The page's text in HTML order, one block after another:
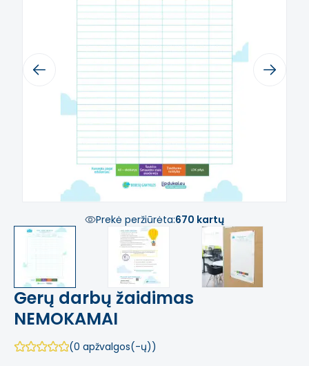
Previous Next
Prekė peržiūrėta:670 kartų
Gerų darbų žaidimas
NEMOKAMAI
(0 apžvalgos(-ų))